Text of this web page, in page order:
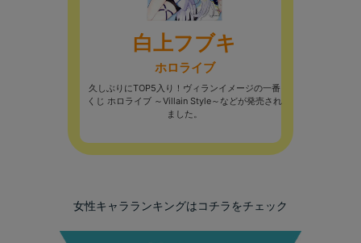
白上フブキ
ホロライブ
久しぶりにTOP5入り！ヴィランイメージの一番
くじ ホロライブ ～Villain Style～などが発売され
ました。
女性キャラランキングはコチラをチェック